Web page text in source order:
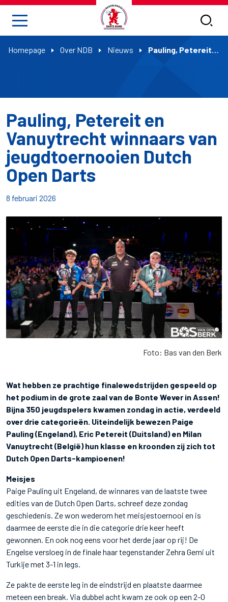
Homepage Over NDB Nieuws Pauling, Petereit en Vanuytrecht winnaars van jeugdtoernooien Dutch Open Darts
Pauling, Petereit en
Vanuytrecht winnaars van
jeugdtoernooien Dutch
Open Darts
8 februari 2026
Foto: Bas van den Berk
Wat hebben ze prachtige finalewedstrijden gespeeld op
het podium in de grote zaal van de Bonte Wever in Assen!
Bijna 350 jeugdspelers kwamen zondag in actie, verdeeld
over drie categorieën. Uiteindelijk bewezen Paige
Pauling (Engeland), Eric Petereit (Duitsland) en Milan
Vanuytrecht (België) hun klasse en kroonden zij zich tot
Dutch Open Darts-kampioenen!
Meisjes
Paige Pauling uit Engeland, de winnares van de laatste twee
edities van de Dutch Open Darts, schreef deze zondag
geschiedenis. Ze won wederom het meisjestoernooi en is
daarmee de eerste die in die categorie drie keer heeft
gewonnen. En ook nog eens voor het derde jaar op rij! De
Engelse versloeg in de finale haar tegenstander Zehra Gemi uit
Turkije met 3-1 in legs.
Ze pakte de eerste leg in de eindstrijd en plaatste daarmee
meteen een break. Via dubbel acht kwam ze ook op een 2-0